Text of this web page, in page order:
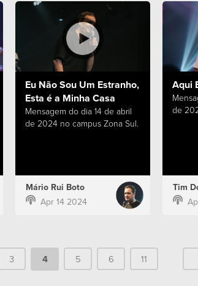
Eu Não Sou Um Estranho,
Esta é a Minha Casa
Mensagem do dia 14 de abril
de 2024 no campus Zona Sul.
Mário Rui Boto
Apr 14 2024
Aqui
de
Tim
3 4 5 6 11